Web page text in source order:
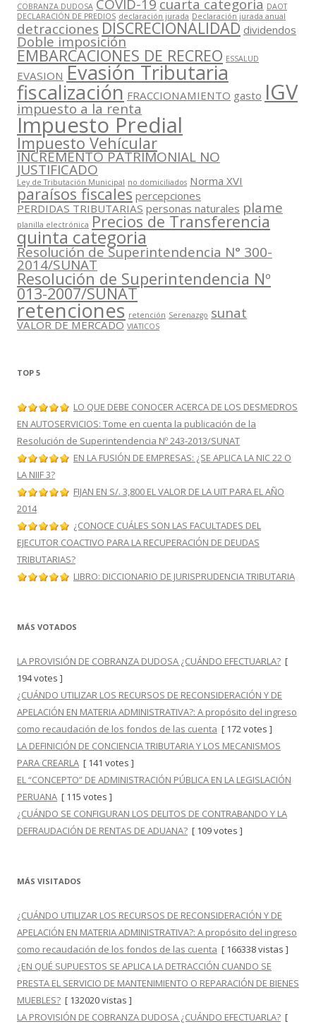
COBRANZA DUDOSA COVID-19 cuarta categoria DAOT
DECLARACIÓN DE PREDIOS declaración jurada Declaración jurada anual
detracciones DISCRECIONALIDAD dividendos
Doble imposición
EMBARCACIONES DE RECREO ESSALUD
EVASION Evasión Tributaria
fiscalización FRACCIONAMIENTO gasto IGV
impuesto a la renta
Impuesto Predial
Impuesto Vehícular
INCREMENTO PATRIMONIAL NO
JUSTIFICADO
Ley de Tributación Municipal no domiciliados Norma XVI
paraísos fiscales percepciones
PERDIDAS TRIBUTARIAS personas naturales plame
planilla electrónica Precios de Transferencia
quinta categoria
Resolución de Superintendencia N° 300-
2014/SUNAT
Resolución de Superintendencia Nº
013-2007/SUNAT
retenciones retención Serenazgo sunat
VALOR DE MERCADO VIATICOS
TOP 5
LO QUE DEBE CONOCER ACERCA DE LOS DESMEDROS
EN AUTOSERVICIOS: Tome en cuenta la publicación de la
Resolución de Superintendencia Nº 243-2013/SUNAT
EN LA FUSIÓN DE EMPRESAS: ¿SE APLICA LA NIC 22 O
LA NIIF 3?
FIJAN EN S/. 3,800 EL VALOR DE LA UIT PARA EL AÑO
2014
¿CONOCE CUÁLES SON LAS FACULTADES DEL
EJECUTOR COACTIVO PARA LA RECUPERACIÓN DE DEUDAS
TRIBUTARIAS?
LIBRO: DICCIONARIO DE JURISPRUDENCIA TRIBUTARIA
MÁS VOTADOS
LA PROVISIÓN DE COBRANZA DUDOSA ¿CUÁNDO EFECTUARLA? [
194 votes ]
¿CUÁNDO UTILIZAR LOS RECURSOS DE RECONSIDERACIÓN Y DE
APELACIÓN EN MATERIA ADMINISTRATIVA?: A propósito del ingreso
como recaudación de los fondos de las cuenta [ 172 votes ]
LA DEFINICIÓN DE CONCIENCIA TRIBUTARIA Y LOS MECANISMOS
PARA CREARLA [ 141 votes ]
EL “CONCEPTO” DE ADMINISTRACIÓN PÚBLICA EN LA LEGISLACIÓN
PERUANA [ 115 votes ]
¿CUÁNDO SE CONFIGURAN LOS DELITOS DE CONTRABANDO Y LA
DEFRAUDACIÓN DE RENTAS DE ADUANA? [ 109 votes ]
MÁS VISITADOS
¿CUÁNDO UTILIZAR LOS RECURSOS DE RECONSIDERACIÓN Y DE
APELACIÓN EN MATERIA ADMINISTRATIVA?: A propósito del ingreso
como recaudación de los fondos de las cuenta [ 166338 vistas ]
¿EN QUÉ SUPUESTOS SE APLICA LA DETRACCIÓN CUANDO SE
PRESTA EL SERVICIO DE MANTENIMIENTO O REPARACIÓN DE BIENES
MUEBLES? [ 132020 vistas ]
LA PROVISIÓN DE COBRANZA DUDOSA ¿CUÁNDO EFECTUARLA? [